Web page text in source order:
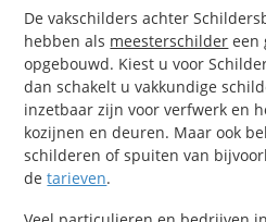
De vakschilders achter
hebben als meesterschilder een
opgebouwd. Kiest u voor
dan schakelt u vakkundige
inzetbaar zijn voor verfwerk en
kozijnen en deuren. Maar ook
schilderen of spuiten van
detarieven.